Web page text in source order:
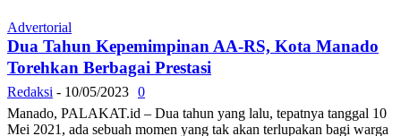
Advertorial
Dua Tahun Kepemimpinan AA-RS, Kota Manado
Torehkan Berbagai Prestasi
Redaksi - 10/05/2023 0
Manado, PALAKAT.id – Dua tahun yang lalu, tepatnya tanggal 10
Mei 2021, ada sebuah momen yang tak akan terlupakan bagi warga